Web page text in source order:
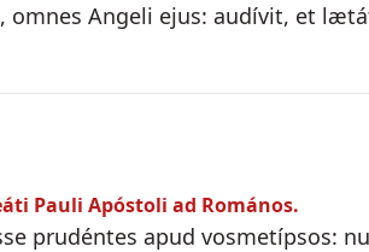
omnes Angeli ejus: audívit, et
Pauli Apóstoli ad Romános.
prudéntes apud vosmetípsos: